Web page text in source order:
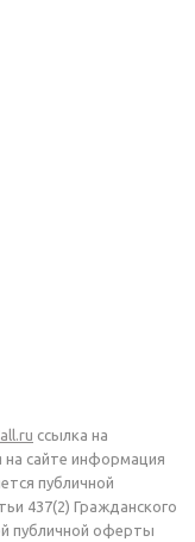
ссылка на
на сайте информация
публичной
437(2) Гражданского
публичной оферты